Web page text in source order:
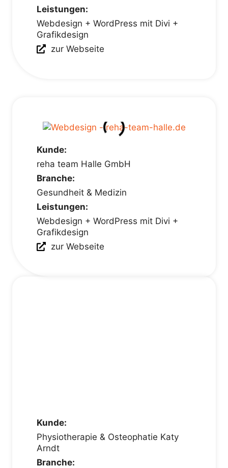
Leistungen:
Webdesign + WordPress mit Divi +
Grafikdesign
zur Webseite
Kunde:
reha team Halle GmbH
Branche:
Gesundheit & Medizin
Leistungen:
Webdesign + WordPress mit Divi +
Grafikdesign
zur Webseite
Kunde:
Physiotherapie & Osteophatie Katy
Arndt
Branche: